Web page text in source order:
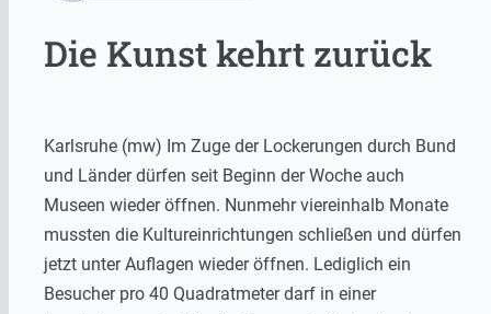
Die Kunst kehrt zurück
Karlsruhe (mw) Im Zuge der Lockerungen durch Bund
und Länder dürfen seit Beginn der Woche auch
Museen wieder öffnen. Nunmehr viereinhalb Monate
mussten die Kultureinrichtungen schließen und dürfen
jetzt unter Auflagen wieder öffnen. Lediglich ein
Besucher pro 40 Quadratmeter darf in einer